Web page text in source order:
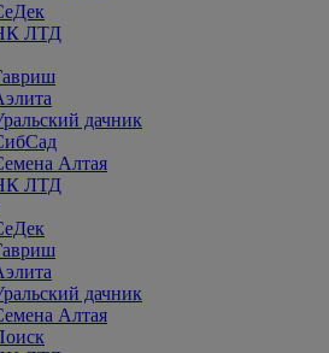
ЛТД
дачник
Алтая
ЛТД
дачник
Алтая